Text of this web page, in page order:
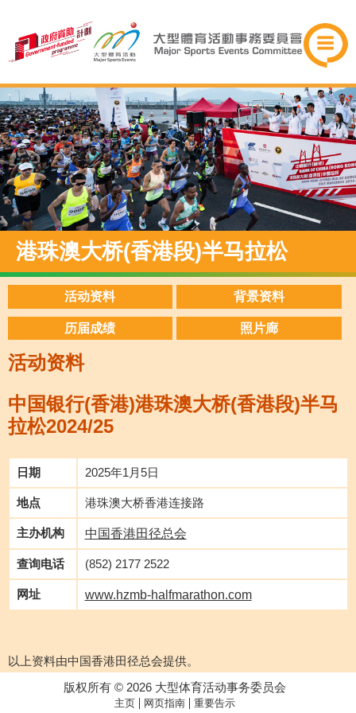
港珠澳大桥(香港段)半马拉松
活动资料 背景资料
历届成绩 照片廊
活动资料
中国银行(香港)港珠澳大桥(香港段)半马
拉松2024/25
日期 2025年1月5日
地点 港珠澳大桥香港连接路
主办机构 中国香港田径总会
查询电话 (852) 2177 2522
网址 www.hzmb-halfmarathon.com
以上资料由中国香港田径总会提供。
版权所有 © 2026 大型体育活动事务委员会
主页| 网页指南| 重要告示